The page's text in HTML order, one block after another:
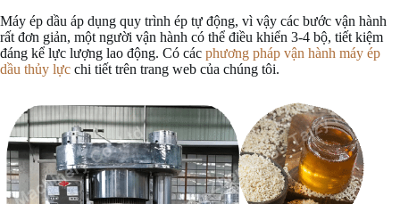
Máy ép dầu áp dụng quy trình ép tự động, vì vậy các bước vận hành
rất đơn giản, một người vận hành có thể điều khiển 3-4 bộ, tiết kiệm
đáng kể lực lượng lao động. Có các phương pháp vận hành máy ép
dầu thủy lực chi tiết trên trang web của chúng tôi.